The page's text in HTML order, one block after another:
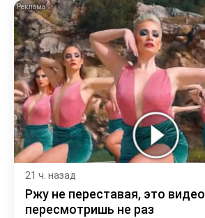
21 ч. назад
Ржу не переставая, это видео
пересмотришь не раз